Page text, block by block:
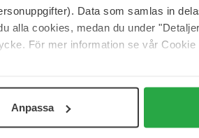
Data som samlas in
alla cookies, medan du under
För mer information se vår
Anpassa
L'Occitane en Provence
Karité Liquid Hand Soap
27 €